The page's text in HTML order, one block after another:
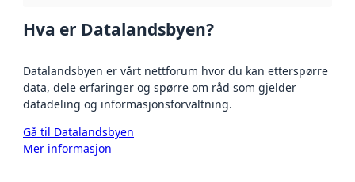
Hva er Datalandsbyen?
Datalandsbyen er vårt nettforum hvor du kan etterspørre
data, dele erfaringer og spørre om råd som gjelder
datadeling og informasjonsforvaltning.
Gå til Datalandsbyen
Mer informasjon